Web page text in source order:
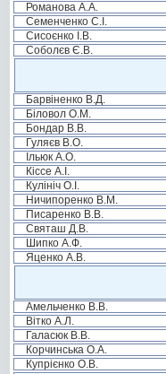
Романова А.А.
Семенченко С.І.
Сисоєнко І.В.
Соболєв Є.В.
Барвіненко В.Д.
Біловол О.М.
Бондар В.В.
Гуляєв В.О.
Ільюк А.О.
Кіссе А.І.
Кулініч О.І.
Ничипоренко В.М.
Писаренко В.В.
Святаш Д.В.
Шипко А.Ф.
Яценко А.В.
Амельченко В.В.
Вітко А.Л.
Галасюк В.В.
Корчинська О.А.
Купрієнко О.В.